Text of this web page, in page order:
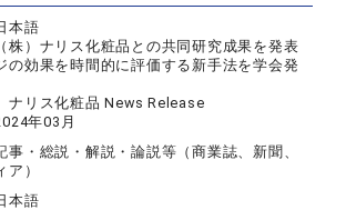
本語
（株）ナリス化粧品との共同研究成果を発表
の効果を時間的に評価する新手法を学会発
ナリス化粧品 News Release
年03月
事・総説・解説・論説等（商業誌、新聞、
）
本語